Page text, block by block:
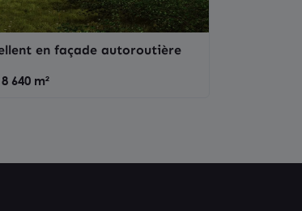
en façade autoroutière
640 m²